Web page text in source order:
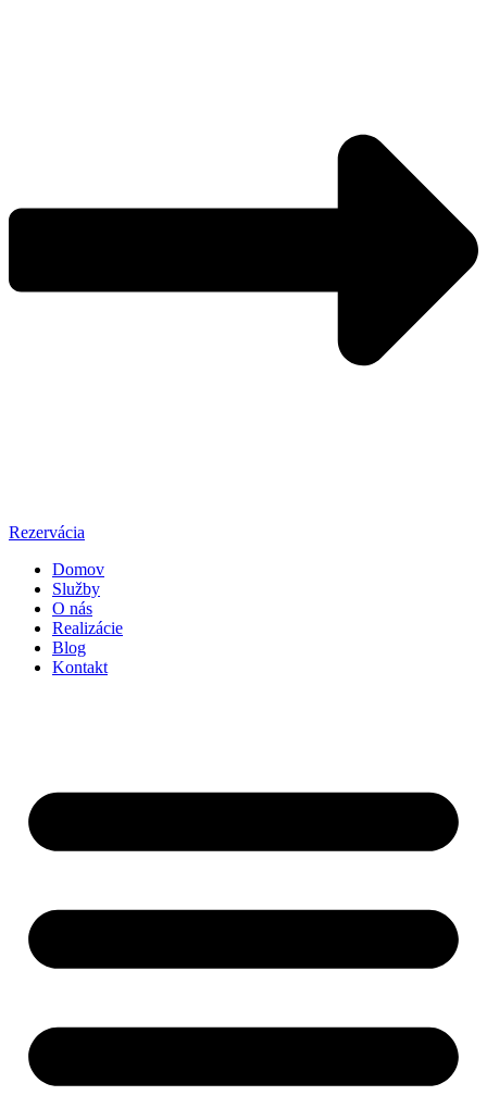
Rezervácia
Domov
Služby
O nás
Realizácie
Blog
Kontakt